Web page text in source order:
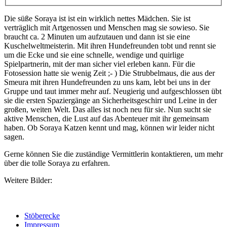
Die süße Soraya ist ist ein wirklich nettes Mädchen. Sie ist
verträglich mit Artgenossen und Menschen mag sie sowieso. Sie
braucht ca. 2 Minuten um aufzutauen und dann ist sie eine
Kuschelweltmeisterin. Mit ihren Hundefreunden tobt und rennt sie
um die Ecke und sie eine schnelle, wendige und quirlige
Spielpartnerin, mit der man sicher viel erleben kann. Für die
Fotosession hatte sie wenig Zeit ;- ) Die Strubbelmaus, die aus der
Smeura mit ihren Hundefreunden zu uns kam, lebt bei uns in der
Gruppe und taut immer mehr auf. Neugierig und aufgeschlossen übt
sie die ersten Spaziergänge an Sicherheitsgeschirr und Leine in der
großen, weiten Welt. Das alles ist noch neu für sie. Nun sucht sie
aktive Menschen, die Lust auf das Abenteuer mit ihr gemeinsam
haben. Ob Soraya Katzen kennt und mag, können wir leider nicht
sagen.
Gerne können Sie die zuständige Vermittlerin kontaktieren, um mehr
über die tolle Soraya zu erfahren.
Weitere Bilder:
Stöberecke
Impressum